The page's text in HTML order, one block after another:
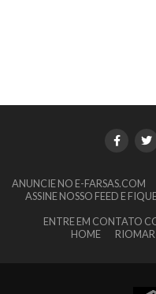
ANUNCIE NO E-FARSAS.COM
ASSINE NOSSO FEED E
ENTRE EM CONTATO
HOME